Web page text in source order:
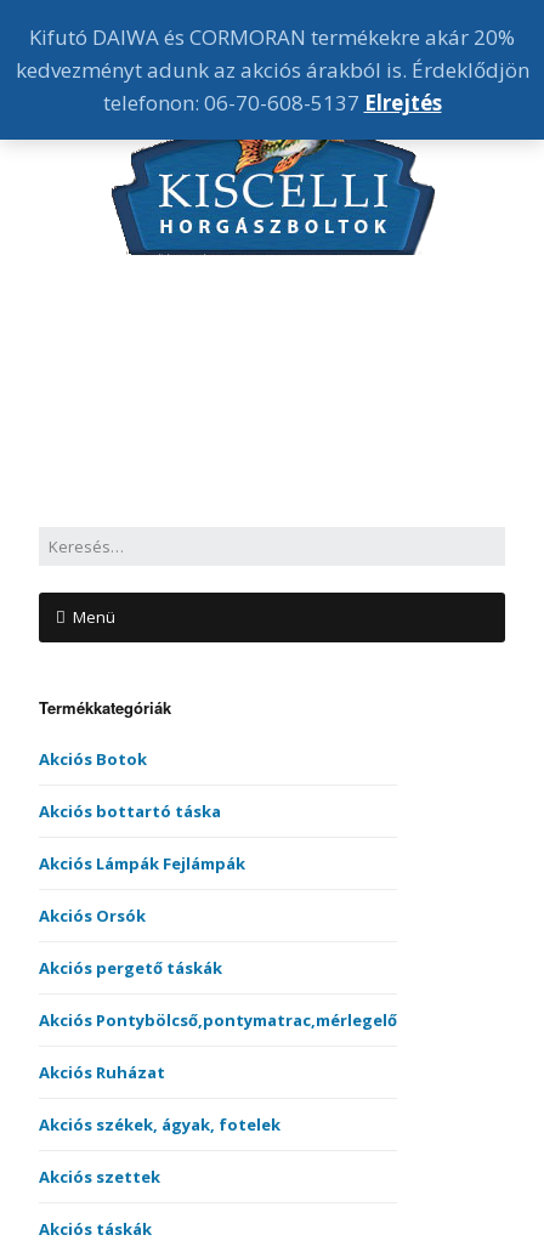
Menü
Termékkategóriák
Akciós Botok
Akciós bottartó táska
Akciós Lámpák Fejlámpák
Akciós Orsók
Akciós pergető táskák
Akciós Pontybölcső,pontymatrac,mérlegelő
Akciós Ruházat
Akciós székek, ágyak, fotelek
Akciós szettek
Akciós táskák
Kifutó DAIWA és CORMORAN termékekre akár 20%
kedvezményt adunk az akciós árakból is. Érdeklődjön
telefonon: 06-70-608-5137 Elrejtés